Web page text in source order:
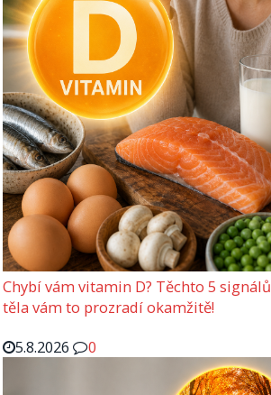
Chybí vám vitamin D? Těchto 5 signálů
těla vám to prozradí okamžitě!
5.8.2026
0